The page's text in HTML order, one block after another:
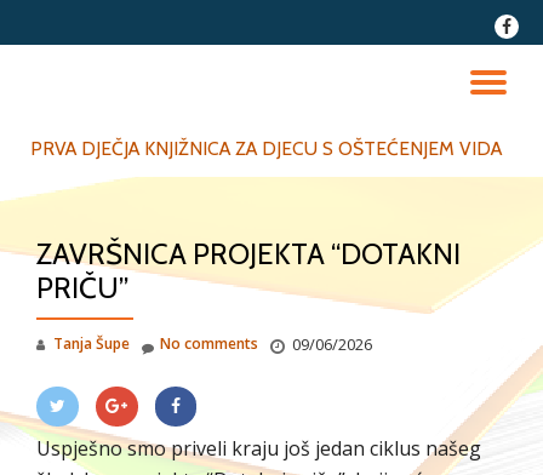
fa-
PRVA DJEČJA KNJIŽNICA ZA DJECU S OŠTEĆENJEM VIDA
ZAVRŠNICA PROJEKTA “DOTAKNI
PRIČU”
Tanja Šupe 09/06/2026
No comments
Uspješno smo priveli kraju još jedan ciklus našeg